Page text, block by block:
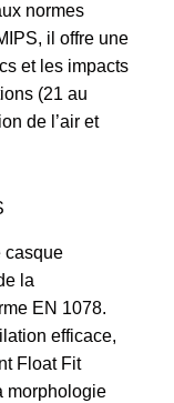
normes
il offre une
et les impacts
(21 au
de l’air et
casque
la
EN 1078.
efficace,
Float Fit
morphologie